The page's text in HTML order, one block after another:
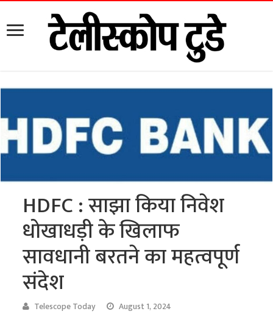
HDFC : साझा किया निवेश
धोखाधड़ी के खिलाफ
सावधानी बरतने का महत्वपूर्ण
संदेश
Telescope Today August 1, 2024